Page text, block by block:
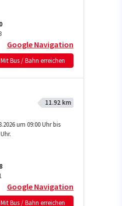
Google Navigation
Mit Bus / Bahn erreichen
11.92 km
um 09:00 Uhr bis
Google Navigation
Mit Bus / Bahn erreichen